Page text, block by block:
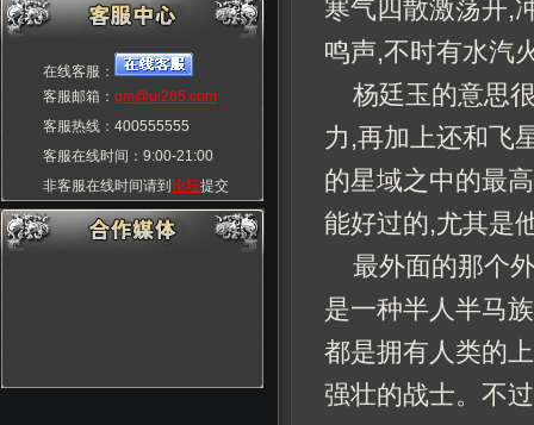
寒气四散激荡开,
鸣声,不时有水汽
杨廷玉的意思
力,再加上还和飞
的星域之中的最
能好过的,尤其是
最外面的那个
是一种半人半马
都是拥有人类的
强壮的战士。不
在线客服：
客服邮箱： gm@ui265.com
客服热线：400555555
客服在线时间：9:00-21:00
非客服在线时间请到 论坛提交
玩家交流群：55555555